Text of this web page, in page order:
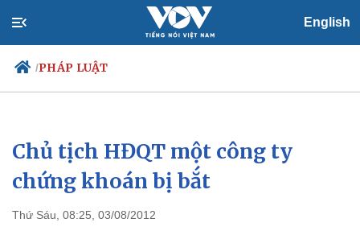
English
/PHÁP LUẬT
Chính trị
Đảng
Tổ chức nhân sự
Nhận diện sự thật
Xã hội
Tin 24h
Dự báo thời tiết
Chủ tịch HĐQT một công ty
chứng khoán bị bắt
Thứ Sáu, 08:25, 03/08/2012